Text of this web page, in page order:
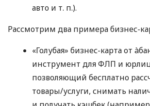
авто и т. п.).
Рассмотрим два примера бизнес-
«Голубая» бизнес-карта от
инструмент для ФЛП и
позволяющий бесплатно
товары/услуги, снимать